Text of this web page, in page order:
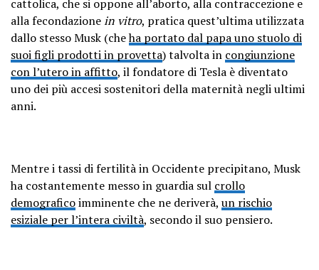
cattolica, che si oppone all’aborto, alla contraccezione e
alla fecondazionein vitro, pratica quest’ultima utilizzata
dallo stesso Musk (cheha portato dal papa uno stuolo di
suoi figli prodotti in provetta) talvolta in congiunzione
con l’utero in affitto, il fondatore di Tesla è diventato
uno dei più accesi sostenitori della maternità negli ultimi
anni.
Mentre i tassi di fertilità in Occidente precipitano, Musk
ha costantemente messo in guardia sul crollo
demograficoimminente che ne deriverà, un rischio
esiziale per l’intera civiltà, secondo il suo pensiero.